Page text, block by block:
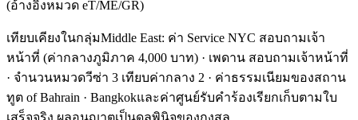
(อ้างอิงหมวด eT/ME/GR)
เทียบเคียงในกลุ่มMiddle East: ค่า Service NYC สอบถามเจ้า
หน้าที่ (ค่ากลางภูมิภาค 4,000 บาท) · เพดาน สอบถามเจ้าหน้าที่
· จำนวนหมวดวีซ่า 3 เทียบค่ากลาง 2 · ค่าธรรมเนียมของสถาน
ทูต of Bahrain · Bangkokและค่าศูนย์รับคำร้องเรียกเก็บตามใบ